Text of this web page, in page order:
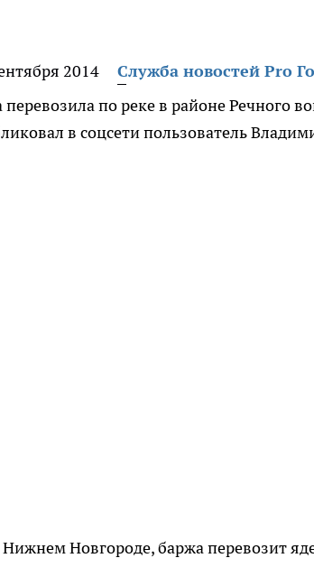
2014
Служба новостей Pro
по реке в районе Речного
в соцсети пользователь
Новгороде, баржа перевозит